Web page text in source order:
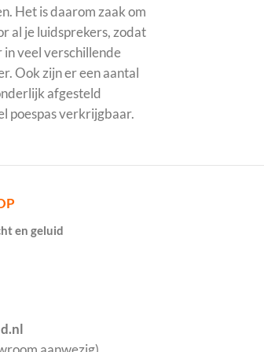
Het is daarom zaak om
al je luidsprekers, zodat
veel verschillende
Ook zijn er een aantal
afgesteld
poespas verkrijgbaar.
en geluid